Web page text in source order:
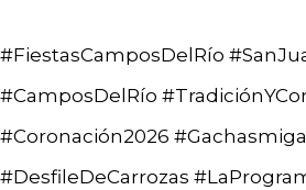
#FiestasCamposDelRío
#CamposDelRío
#Coronación2026
#DesfileDeCarrozas